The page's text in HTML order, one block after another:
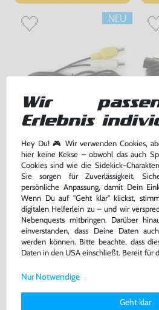
AV Cinchkabel / Cinch Kabel
[Dritthersteller]
nur für MD1 !, ohne OVP, NEU
nur9,99 €
Warenkorb
-
DAS HABEN
Wir
Erlebnis
Hey Du! 🎮 Wir verwenden Cookies,
hier keine Kekse – obwohl das auch
Cookies sind wie die Sidekick-
Sie sorgen für Zuverlässigkeit,
persönliche Anpassung, damit Dein
Wenn Du auf "Geht klar" klickst,
digitalen Helferlein zu – und wir
Nebenquests mitbringen. Darüber
einverstanden, dass Deine Daten
werden können. Bitte beachte, dass
Daten in den USA einschließt. Bereit für
Weitere Informationen zu den von uns
Deinen Rechten als Nutzer findest
Impressum.
Geht klar
Nur Notwendige